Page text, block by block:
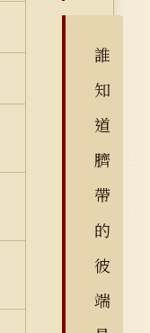
誰
知
道
臍
帶
的
彼
端